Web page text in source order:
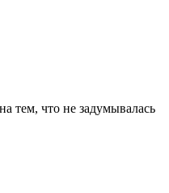
тем, что не задумывалась